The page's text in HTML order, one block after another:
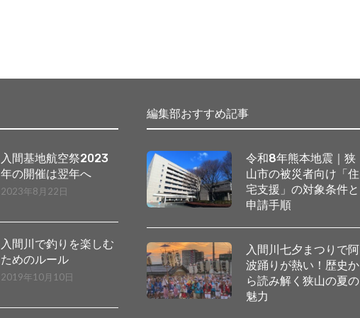
入間基地航空祭2023
年の開催は翌年へ
2023年8月22日
入間川で釣りを楽しむ
ためのルール
2019年10月10日
編集部おすすめ記事
令和8年熊本地震｜狭
山市の被災者向け「住
宅支援」の対象条件と
申請手順
入間川七夕まつりで阿
波踊りが熱い！歴史か
ら読み解く狭山の夏の
魅力